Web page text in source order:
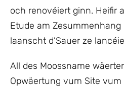
och renovéiert ginn. Heifir
Etude am
laanscht d’Sauer ze
All des Moossname
Opwäertung vum Site vum